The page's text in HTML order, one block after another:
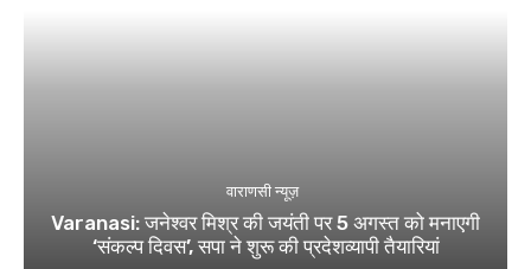
वाराणसी न्यूज़
Varanasi: जनेश्वर मिश्र की जयंती पर 5 अगस्त को मनाएगी
‘संकल्प दिवस’, सपा ने शुरू की प्रदेशव्यापी तैयारियां